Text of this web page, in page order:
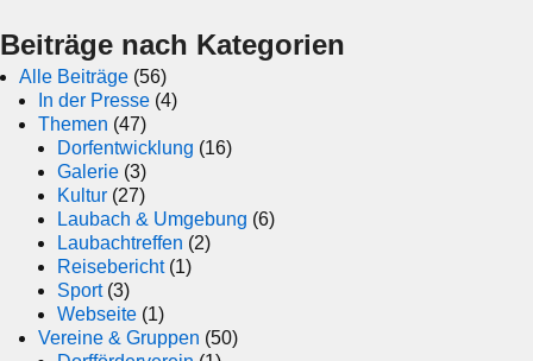
Beiträge nach Kategorien
Alle Beiträge (56)
In der Presse (4)
Themen (47)
Dorfentwicklung (16)
Galerie (3)
Kultur (27)
Laubach & Umgebung (6)
Laubachtreffen (2)
Reisebericht(1)
Sport(3)
Webseite (1)
Vereine & Gruppen (50)